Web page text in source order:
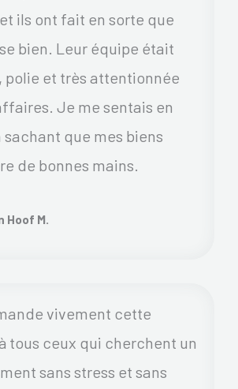
ils ont fait en sorte que
bien. Leur équipe était
polie et très attentionnée
Je me sentais en
que mes biens
de bonnes mains.
Hoof M.
vivement cette
tous ceux qui cherchent un
sans stress et sans